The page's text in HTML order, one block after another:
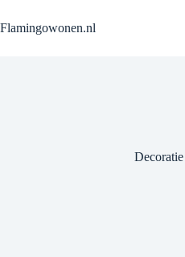
Flamingowonen.nl
Decoratie